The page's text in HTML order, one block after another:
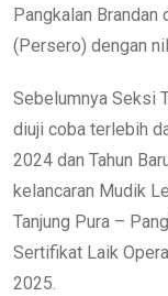
Pangkalan
(Persero) dengan
Sebelumnya Seksi
diuji coba terlebih
2024 dan Tahun
kelancaran Mudik
Tanjung Pura –
Sertifikat Laik
2025.